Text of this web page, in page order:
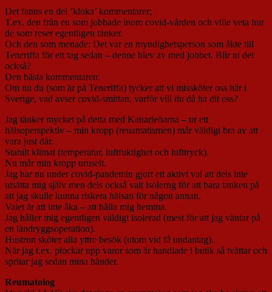
Det fanns en del ’kloka’ kommentarer;
T.ex. den från en som jobbade inom covid-vården och ville veta hur
de som reser egentligen tänker.
Och den som menade: Det var en myndighetsperson som åkte till
Teneriffa för ett tag sedan – denne blev av med jobbet. Blir ni det
också?
Den bästa kommentaren:
Om nu du (som är på Teneriffa) tycker att vi missköter oss här i
Sverige, vad avser covid-smittan, varför vill du då ha dit oss?
Jag tänker mycket på detta med Kanarieöarna – ur ett
hälsoperspektiv – min kropp (reuamatismen) mår väldigt bra av att
vara just där.
Stabilt klimat (temperatur, luftfuktighet och lufttryck).
Nu mår min kropp uruselt.
Jag har nu under covid-pandemin gjort ett aktivt val att dels inte
utsätta mig själv men dels också valt isolerng för att bara tanken på
att jag skulle kunna riskera hälsan för någon annan.
Valet är att inte åka – att hålla mig hemma.
Jag håller mig egentligen väldigt isolerad (mest för att jag väntar på
en ländryggsoperation).
Hustrun sköter alla yttre besök (utom vid få undantag).
När jag t.ex. plockar upp varor som är handlade i butik så tvättar och
spritar jag sedan mina händer.
Reumatolog